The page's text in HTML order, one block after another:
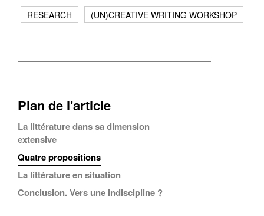
RESEARCH (UN)CREATIVE WRITING WORKSHOP
Plan de l'article
La littérature dans sa dimension
extensive
Quatre propositions
La littérature en situation
Conclusion. Vers une indiscipline ?